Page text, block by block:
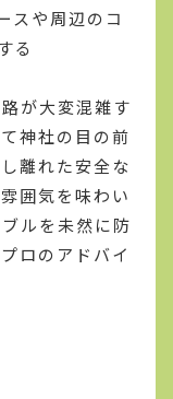
スや周辺のコ
る
が大変混雑す
神社の目の前
離れた安全な
囲気を味わい
ルを未然に防
ロのアドバイ